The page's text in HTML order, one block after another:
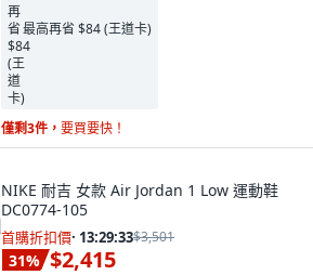
最高再省 $84 (王道卡)
僅剩3件， 要買要快！
NIKE 耐吉 女款 Air Jordan 1 Low 運動鞋
DC0774-105
首購折扣價· 13:29:32$3,501
31% $2,415